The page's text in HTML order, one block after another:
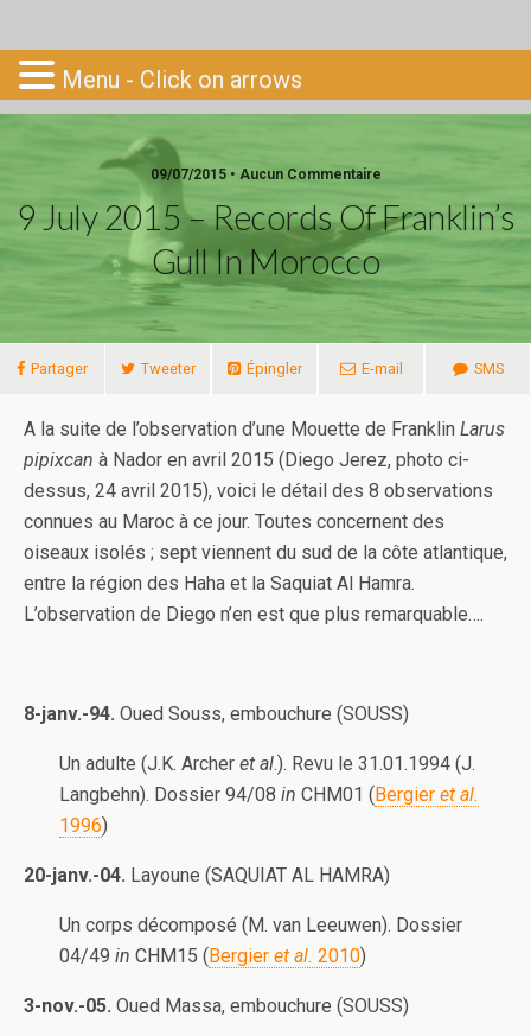
Go-South
09/07/2015 • Aucun Commentaire
9 July 2015 – Records Of Franklin’s
Gull In Morocco
Partager Tweeter Épingler E-mail SMS
A la suite de l’observation d’une Mouette de Franklin Larus
pipixcan à Nador en avril 2015 (Diego Jerez, photo ci-
dessus, 24 avril 2015), voici le détail des 8 observations
connues au Maroc à ce jour. Toutes concernent des
oiseaux isolés ; sept viennent du sud de la côte atlantique,
entre la région des Haha et la Saquiat Al Hamra.
L’observation de Diego n’en est que plus remarquable….
8-janv.-94. Oued Souss, embouchure (SOUSS)
Un adulte (J.K. Archer et al.). Revu le 31.01.1994 (J.
Langbehn). Dossier 94/08 in CHM01 (Bergier et al.
1996)
20-janv.-04. Layoune (SAQUIAT AL HAMRA)
Un corps décomposé (M. van Leeuwen). Dossier
04/49 in CHM15 (Bergier et al. 2010)
3-nov.-05. Oued Massa, embouchure (SOUSS)
Menu - Click on arrows